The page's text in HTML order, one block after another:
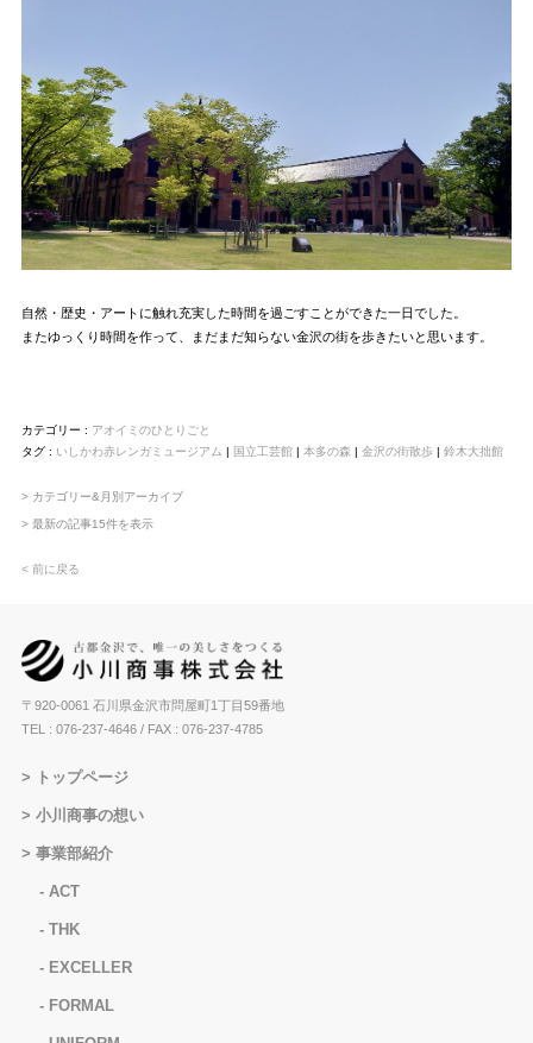
自然・歴史・アートに触れ充実した時間を過ごすことができた一日でした。
またゆっくり時間を作って、まだまだ知らない金沢の街を歩きたいと思います。
カテゴリー : アオイミのひとりごと
タグ : いしかわ赤レンガミュージアム | 国立工芸館| 本多の森 | 金沢の街散歩 | 鈴木大拙館
> カテゴリー&月別アーカイブ
> 最新の記事15件を表示
< 前に戻る
〒920-0061 石川県金沢市問屋町1丁目59番地
TEL : 076-237-4646/ FAX : 076-237-4785
トップページ
小川商事の想い
事業部紹介
ACT
THK
EXCELLER
FORMAL